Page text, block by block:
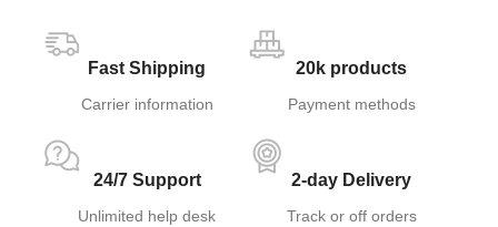
Fast Shipping
Carrier information
20k products
Payment methods
24/7 Support
Unlimited help desk
2-day Delivery
Track or off orders